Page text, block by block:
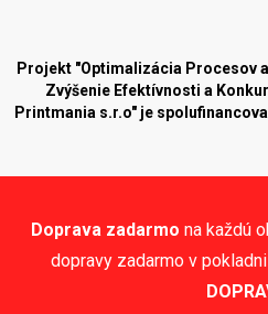
Doprava zadarmo na každú
dopravy zadarmo v
Projekt "Optimalizácia Procesov
Zvýšenie Efektívnosti a
Printmania s.r.o" je
Blog